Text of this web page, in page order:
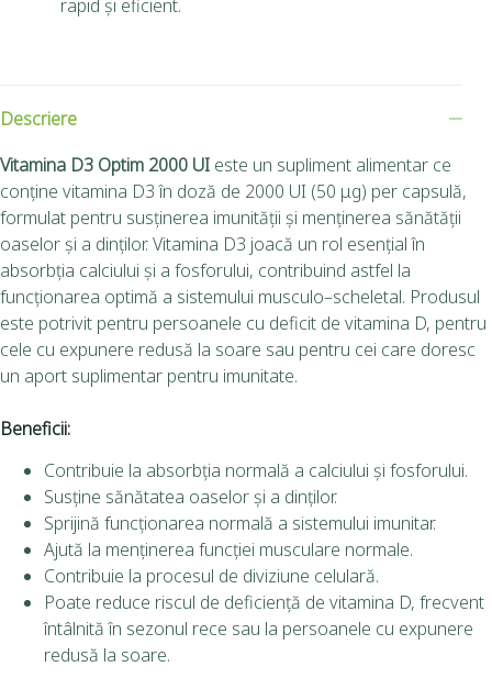
rapid și eficient.
Descriere
Vitamina D3 Optim 2000 UI este un supliment alimentar ce
conține vitamina D3 în doză de 2000 UI (50 μg) per capsulă,
formulat pentru susținerea imunității și menținerea sănătății
oaselor și a dinților. Vitamina D3 joacă un rol esențial în
absorbția calciului și a fosforului, contribuind astfel la
funcționarea optimă a sistemului musculo–scheletal. Produsul
este potrivit pentru persoanele cu deficit de vitamina D, pentru
cele cu expunere redusă la soare sau pentru cei care doresc
un aport suplimentar pentru imunitate.
Beneficii:
Contribuie la absorbția normală a calciului și fosforului.
Susține sănătatea oaselor și a dinților.
Sprijină funcționarea normală a sistemului imunitar.
Ajută la menținerea funcției musculare normale.
Contribuie la procesul de diviziune celulară.
Poate reduce riscul de deficiență de vitamina D, frecvent
întâlnită în sezonul rece sau la persoanele cu expunere
redusă la soare.